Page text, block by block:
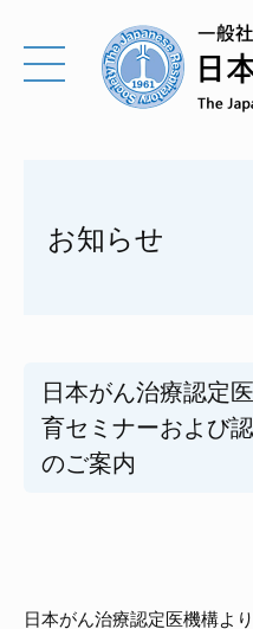
お知らせ
日本がん治療認定
育セミナーおよび
のご案内
日本がん治療認定医機構よ